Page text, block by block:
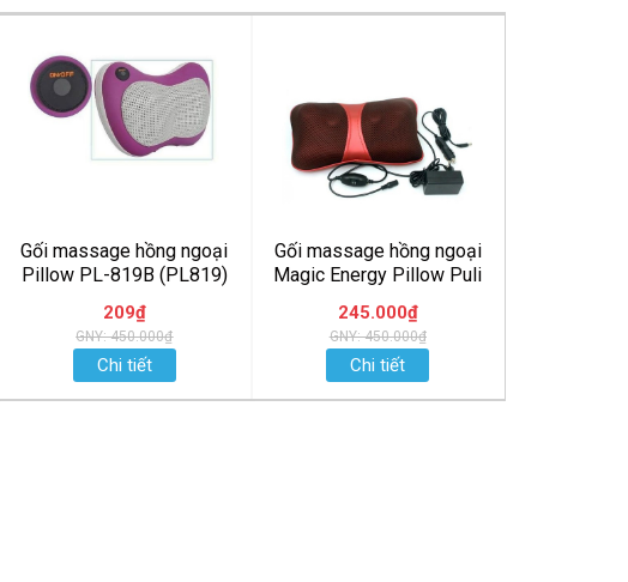
Gối massage hồng ngoại
Pillow PL-819B (PL819)
209₫
GNY: 450.000₫
Chi tiết
Gối massage hồng ngoại
Magic Energy Pillow Puli
NPL-818 (PL818)
245.000₫
GNY: 450.000₫
Chi tiết